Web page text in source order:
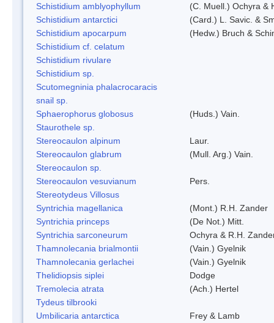
Schistidium amblyophyllum
(C. Muell.) Ochyra &
Schistidium antarctici
(Card.) L. Savic. &
Schistidium apocarpum
(Hedw.) Bruch &
Schistidium cf. celatum
Schistidium rivulare
Schistidium sp.
Scutomegninia phalacrocaracis
snail sp.
Sphaerophorus globosus
(Huds.) Vain.
Staurothele sp.
Stereocaulon alpinum
Laur.
Stereocaulon glabrum
(Mull. Arg.) Vain.
Stereocaulon sp.
Stereocaulon vesuvianum
Pers.
Stereotydeus Villosus
Syntrichia magellanica
(Mont.) R.H. Zander
Syntrichia princeps
(De Not.) Mitt.
Syntrichia sarconeurum
Ochyra & R.H.
Thamnolecania brialmontii
(Vain.) Gyelnik
Thamnolecania gerlachei
(Vain.) Gyelnik
Thelidiopsis siplei
Dodge
Tremolecia atrata
(Ach.) Hertel
Tydeus tilbrooki
Umbilicaria antarctica
Frey & Lamb